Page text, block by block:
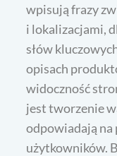
wpisują frazy
i lokalizacjami,
słów
opisach
widoczność
jest tworzenie
odpowiadają
użytkowników.